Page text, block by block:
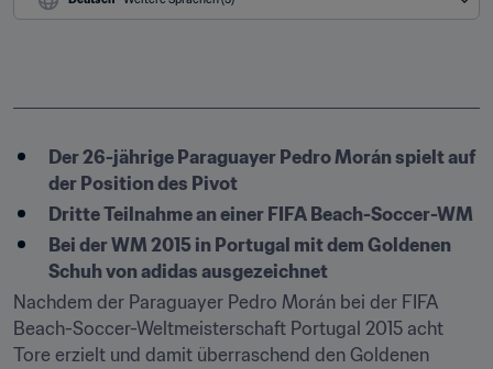
Der 26-jährige Paraguayer Pedro Morán spielt auf
der Position des Pivot
Dritte Teilnahme an einer FIFA Beach-Soccer-WM
Bei der WM 2015 in Portugal mit dem Goldenen
Schuh von adidas ausgezeichnet
Nachdem der Paraguayer Pedro Morán bei der FIFA
Beach-Soccer-Weltmeisterschaft Portugal 2015 acht
Tore erzielt und damit überraschend den Goldenen